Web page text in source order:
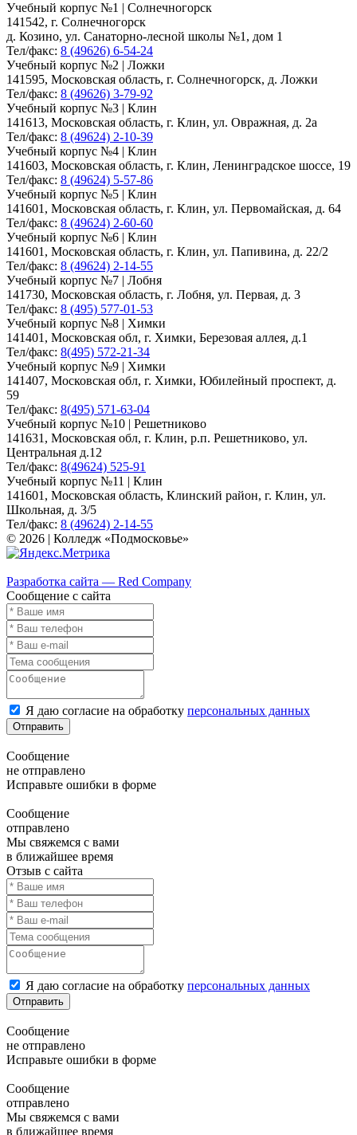
Учебный корпус №1 | Солнечногорск
141542, г. Солнечногорск
д. Козино, ул. Санаторно-лесной школы №1, дом 1
Тел/факс: 8 (49626) 6-54-24
Учебный корпус №2 | Ложки
141595, Московская область, г. Солнечногорск, д. Ложки
Тел/факс: 8 (49626) 3-79-92
Учебный корпус №3 | Клин
141613, Московская область, г. Клин, ул. Овражная, д. 2а
Тел/факс: 8 (49624) 2-10-39
Учебный корпус №4 | Клин
141603, Московская область, г. Клин, Ленинградское шоссе, 19
Тел/факс: 8 (49624) 5-57-86
Учебный корпус №5 | Клин
141601, Московская область, г. Клин, ул. Первомайская, д. 64
Тел/факс: 8 (49624) 2-60-60
Учебный корпус №6 | Клин
141601, Московская область, г. Клин, ул. Папивина, д. 22/2
Тел/факс: 8 (49624) 2-14-55
Учебный корпус №7 | Лобня
141730, Московская область, г. Лобня, ул. Первая, д. 3
Тел/факс: 8 (495) 577-01-53
Учебный корпус №8 | Химки
141401, Московская обл, г. Химки, Березовая аллея, д.1
Тел/факс: 8(495) 572-21-34
Учебный корпус №9 | Химки
141407, Московская обл, г. Химки, Юбилейный проспект, д.
59
Тел/факс: 8(495) 571-63-04
Учебный корпус №10 | Решетниково
141631, Московская обл, г. Клин, р.п. Решетниково, ул.
Центральная д.12
Тел/факс: 8(49624) 525-91
Учебный корпус №11 | Клин
141601, Московская область, Клинский район, г. Клин, ул.
Школьная, д. 3/5
Тел/факс: 8 (49624) 2-14-55
© 2026 | Колледж «Подмосковье»
Разработка сайта — Red Company
Сообщение с сайта
Я даю согласие на обработку персональных данных
Отправить
Сообщение
не отправлено
Исправьте ошибки в форме
Сообщение
отправлено
Мы свяжемся с вами
в ближайшее время
Отзыв с сайта
Я даю согласие на обработку персональных данных
Отправить
Сообщение
не отправлено
Исправьте ошибки в форме
Сообщение
отправлено
Мы свяжемся с вами
в ближайшее время